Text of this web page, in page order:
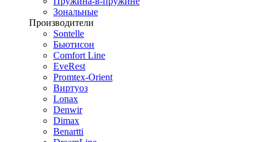
Зональные
Производители
Sontelle
Бьютисон
Comfort Line
EveRest
Promtex-Orient
Виртуоз
Lonax
Denwir
Dimax
Benartti